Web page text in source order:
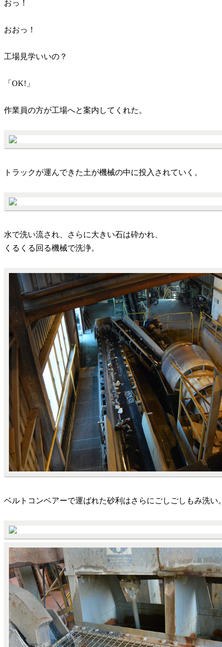
おっ！
おおっ！
工場見学いいの？
「OK!」
作業員の方が工場へと案内してくれた。
トラックが運んできた土が機械の中に投入されていく。
水で洗い流され、さらに大きい石は砕かれ、
くるくる回る機械で洗浄。
ベルトコンベアーで運ばれた砂利はさらにごしごしもみ洗い